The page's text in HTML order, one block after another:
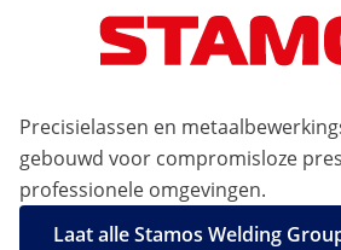
Precisielassen en
gebouwd voor compromisloze
professionele omgevingen.
Laat alle Stamos Welding